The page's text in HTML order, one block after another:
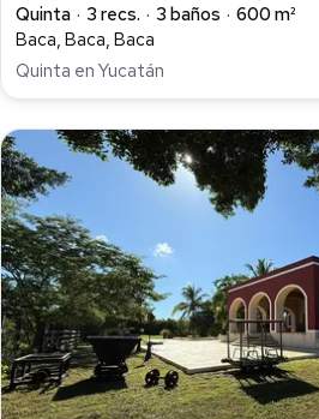
Quinta
3 recs. 3 baños
600 m²
Baca, Baca, Baca
Quinta en Yucatán